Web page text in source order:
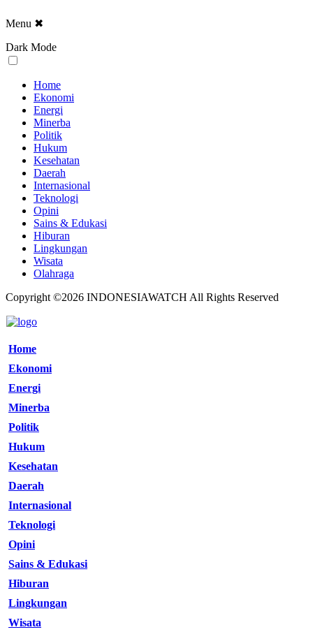
Menu ✖
Dark Mode
Home
Ekonomi
Energi
Minerba
Politik
Hukum
Kesehatan
Daerah
Internasional
Teknologi
Opini
Sains & Edukasi
Hiburan
Lingkungan
Wisata
Olahraga
Copyright ©2026 INDONESIAWATCH All Rights Reserved
Home
Ekonomi
Energi
Minerba
Politik
Hukum
Kesehatan
Daerah
Internasional
Teknologi
Opini
Sains & Edukasi
Hiburan
Lingkungan
Wisata